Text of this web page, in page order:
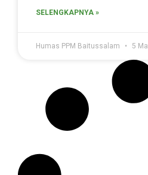
SELENGKAPNYA »
Humas PPM Baitussalam 5